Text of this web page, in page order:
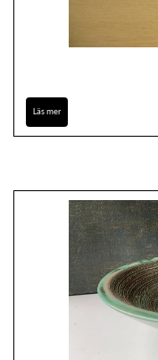
Läs mer